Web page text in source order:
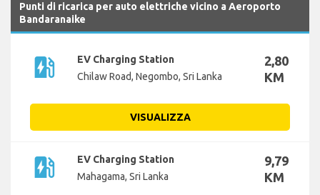
Punti di ricarica per auto elettriche vicino a Aeroporto
Bandaranaike
ev_station
EV Charging Station
Chilaw Road, Negombo, Sri Lanka
2,80
KM
VISUALIZZA
ev_station
EV Charging Station
Mahagama, Sri Lanka
9,79
KM